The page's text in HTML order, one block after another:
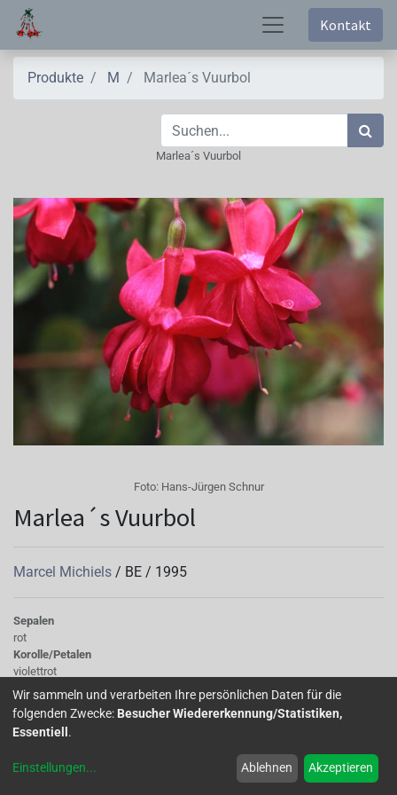
Kontakt
Produkte M Marlea´s Vuurbol
Marlea´s Vuurbol
Foto: Hans-Jürgen Schnur
Marlea´s Vuurbol
Marcel Michiels / BE / 1995
Sepalen
rot
Korolle/Petalen
violettrot
Knospe/Blüte
gefüllt, gross
Wuchs
stehend
Wir sammeln und verarbeiten Ihre persönlichen Daten für die
folgenden Zwecke: Besucher Wiedererkennung/Statistiken,
Essentiell .
Einstellungen... Ablehnen Akzeptieren